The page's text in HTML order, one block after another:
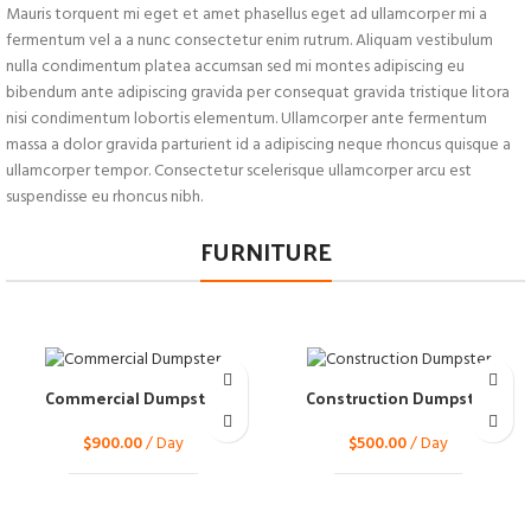
Mauris torquent mi eget et amet phasellus eget ad ullamcorper mi a
fermentum vel a a nunc consectetur enim rutrum. Aliquam vestibulum
nulla condimentum platea accumsan sed mi montes adipiscing eu
bibendum ante adipiscing gravida per consequat gravida tristique litora
nisi condimentum lobortis elementum. Ullamcorper ante fermentum
massa a dolor gravida parturient id a adipiscing neque rhoncus quisque a
ullamcorper tempor. Consectetur scelerisque ullamcorper arcu est
suspendisse eu rhoncus nibh.
FURNITURE
Commercial Dumpster
$900.00/ Day
Construction Dumpster
$500.00/ Day